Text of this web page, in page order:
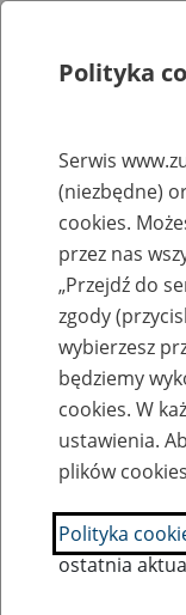
Rejestry, ewidencje i archiwa
Baza
Nazwa zakładu pracy:
SZUKAJ
Polityka
Serwis
(niezbędne)
cookies.
przez nas
„Przejdź do
zgody
wybierzesz
będziemy
cookies. W
ustawienia.
plików
Polityka
ostatnia